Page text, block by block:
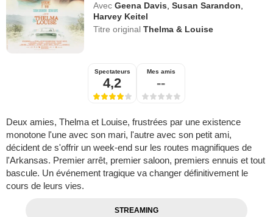
Avec Geena Davis,Susan Sarandon,
Harvey Keitel
Titre originalThelma & Louise
Spectateurs
4,2
Mes amis
--
Deux amies, Thelma et Louise, frustrées par une existence
monotone l'une avec son mari, l'autre avec son petit ami,
décident de s'offrir un week-end sur les routes magnifiques de
l'Arkansas. Premier arrêt, premier saloon, premiers ennuis et tout
bascule. Un événement tragique va changer définitivement le
cours de leurs vies.
STREAMING